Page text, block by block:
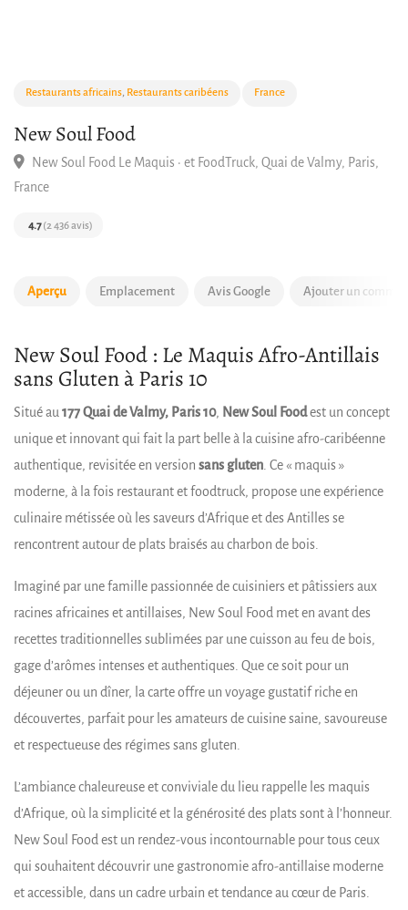
Restaurants africains,
New Soul Food
Aperçu Emplacement Avis Google Ajouter un
New Soul Food : Le Maquis Afro-Antillais
sans Gluten à Paris 10
Situé au 177 Quai de Valmy, Paris 10, New Soul Foodest un concept
unique et innovant qui fait la part belle à la cuisine afro-caribéenne
authentique, revisitée en version sans gluten . Ce « maquis »
moderne, à la fois restaurant et foodtruck, propose une expérience
culinaire métissée où les saveurs d’Afrique et des Antilles se
rencontrent autour de plats braisés au charbon de bois.
Imaginé par une famille passionnée de cuisiniers et pâtissiers aux
racines africaines et antillaises, New Soul Food met en avant des
recettes traditionnelles sublimées par une cuisson au feu de bois,
gage d’arômes intenses et authentiques. Que ce soit pour un
déjeuner ou un dîner, la carte offre un voyage gustatif riche en
découvertes, parfait pour les amateurs de cuisine saine, savoureuse
et respectueuse des régimes sans gluten.
L’ambiance chaleureuse et conviviale du lieu rappelle les maquis
d’Afrique, où la simplicité et la générosité des plats sont à l’honneur.
New Soul Food est un rendez-vous incontournable pour tous ceux
qui souhaitent découvrir une gastronomie afro-antillaise moderne
et accessible, dans un cadre urbain et tendance au cœur de Paris.